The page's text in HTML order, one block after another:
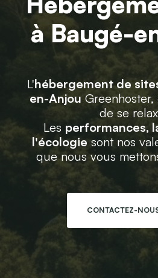
à Baugé-
L'hébergement de
en-Anjou
de se
Les performances,
l'écologie sont nos
que nous vous
CONTACTEZ-